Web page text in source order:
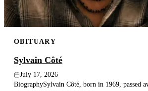
OBITUARY
Sylvain Côté
July 17, 2026
BiographySylvain Côté, born in 1969, passed